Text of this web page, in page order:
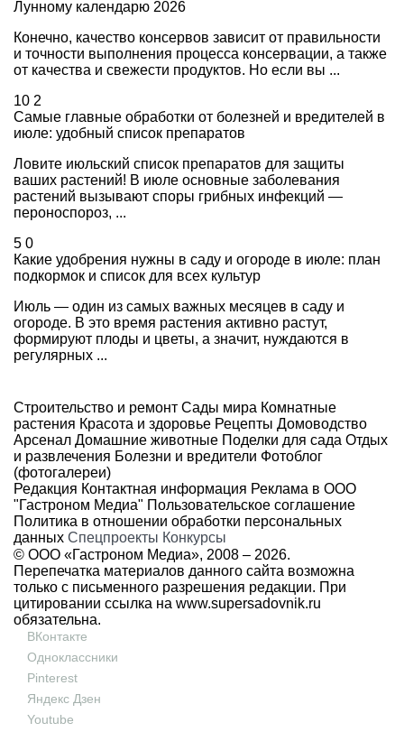
Лунному календарю 2026
Конечно, качество консервов зависит от правильности
и точности выполнения процесса консервации, а также
от качества и свежести продуктов. Но если вы ...
10 2
Самые главные обработки от болезней и вредителей в
июле: удобный список препаратов
Ловите июльский список препаратов для защиты
ваших растений! В июле основные заболевания
растений вызывают споры грибных инфекций —
пероноспороз, ...
5 0
Какие удобрения нужны в саду и огороде в июле: план
подкормок и список для всех культур
Июль — один из самых важных месяцев в саду и
огороде. В это время растения активно растут,
формируют плоды и цветы, а значит, нуждаются в
регулярных ...
Строительство и ремонт Сады мира Комнатные
растения Красота и здоровье Рецепты Домоводство
Арсенал Домашние животные Поделки для сада Отдых
и развлечения Болезни и вредители Фотоблог
(фотогалереи)
Редакция Контактная информация Реклама в ООО
"Гастроном Медиа" Пользовательское соглашение
Политика в отношении обработки персональных
данных Спецпроекты Конкурсы
© ООО «Гастроном Медиа», 2008 – 2026.
Перепечатка материалов данного сайта возможна
только с письменного разрешения редакции. При
цитировании ссылка на www.supersadovnik.ru
обязательна.
ВКонтакте
Одноклассники
Pinterest
Яндекс Дзен
Youtube